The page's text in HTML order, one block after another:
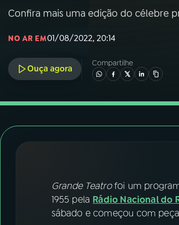
04PROGRAMAS
ACOMPANHE A RÁDIO NACIONAL
YouTube Facebook
Confira mais uma edição do célebre
NO AR EM01/08/2022, 20:14
Ouça agora
Compartilhe
Grande Teatrofoi um
1955 pela Rádio Nacional do
sábado e começou com